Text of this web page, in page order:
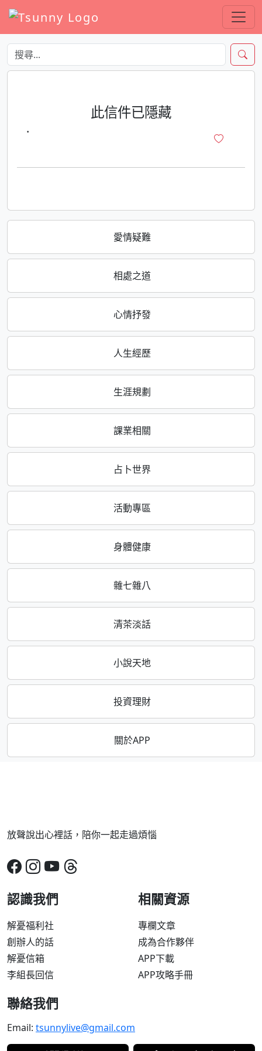
愛情疑難
相處之道
心情抒發
人生經歷
生涯規劃
課業相關
占卜世界
活動專區
身體健康
雜七雜八
清茶淡話
小說天地
投資理財
關於APP
此信件已隱藏
·
放聲說出心裡話，陪你一起走過煩惱
認識我們
解憂福利社
創辦人的話
解憂信箱
李組長回信
相關資源
專欄文章
成為合作夥伴
APP下載
APP攻略手冊
聯絡我們
Email: tsunnylive@gmail.com